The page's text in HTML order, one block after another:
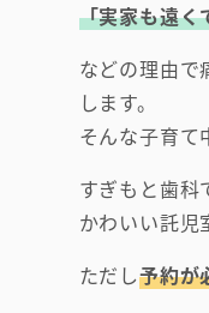
「実家も遠
などの理由
します。
そんな子育て
すぎもと歯科
かわいい託児
ただし予約が